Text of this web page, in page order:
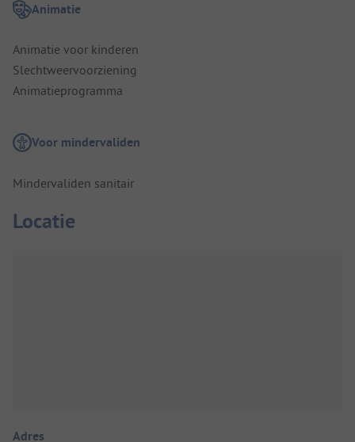
Animatie
Animatie voor kinderen
Slechtweervoorziening
Animatieprogramma
Voor mindervaliden
Mindervaliden sanitair
Locatie
Adres